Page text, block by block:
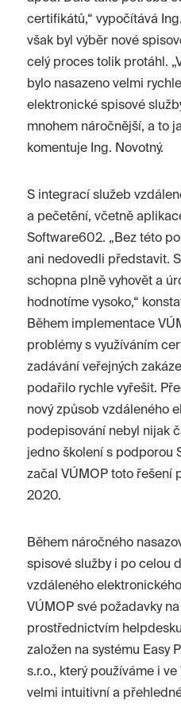
certifikátů,“ vypočítává
však byl výběr nové
celý proces tolik protáhl.
bylo nasazeno velmi
elektronické spisové
mnohem náročnější, a to
komentuje Ing. Novotný.
S integrací služeb
a pečetění, včetně
Software602. „Bez této
ani nedovedli představit.
schopna plně vyhovět a
hodnotíme vysoko,“
Během implementace
problémy s využíváním
zadávání veřejných
podařilo rychle vyřešit.
nový způsob vzdáleného
podepisování nebyl nijak
jedno školení s podporou
začal VÚMOP toto řešení
2020.
Během náročného
spisové služby i po celou
vzdáleného
VÚMOP své požadavky
prostřednictvím
založen na systému Easy
s.r.o., který používáme i
velmi intuitivní a